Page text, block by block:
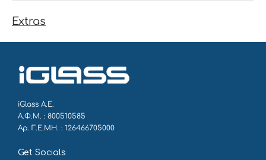
Extras
iGlass Α.Ε.
Α.Φ.Μ. : 800510585
Αρ. Γ.Ε.ΜΗ. : 126466705000
Get Socials